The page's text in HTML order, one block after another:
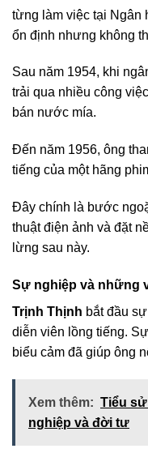
từng làm việc tại Ngân
ổn định nhưng không
Sau năm 1954, khi
trải qua nhiều công
bán nước mía.
Đến năm 1956, ông
tiếng của một hãng
Đây chính là bước
thuật điện ảnh và đặt
lừng sau này.
Sự nghiệp và những
Trịnh Thịnh bắt đầu
diễn viên lồng tiếng.
biểu cảm đã giúp ông
Xem thêm: Tiểu
nghiệp và đời tư